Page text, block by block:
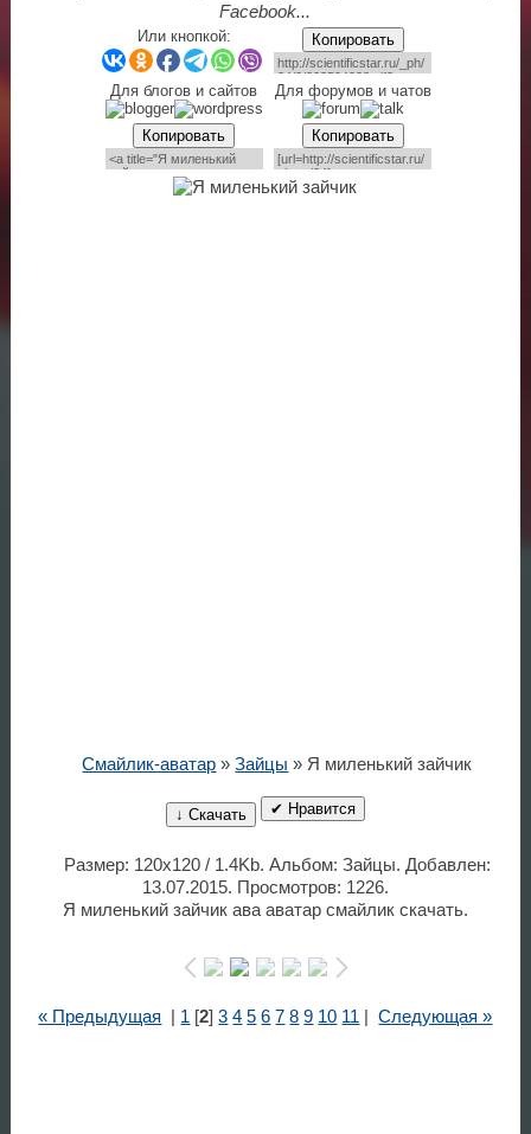
Facebook...
Или кнопкой: Копировать
Для блогов и сайтов Для форумов и чатов
Копировать Копировать
Смайлик-аватар »Зайцы » Я миленький зайчик
↓ Скачать ✔ Нравится
Размер: 120x120 / 1.4Kb. Альбом: Зайцы. Добавлен:
13.07.2015. Просмотров: 1226.
Я миленький зайчик ава аватар смайлик скачать.
« Предыдущая 1 [2]3 4 5 6 7 8 9 10 11 |Следующая »